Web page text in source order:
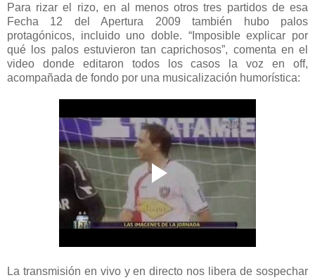
Para rizar el rizo, en al menos otros tres partidos de esa
Fecha 12 del Apertura 2009 también hubo palos
protagónicos, incluido uno doble. “Imposible explicar por
qué los palos estuvieron tan caprichosos”, comenta en el
video donde editaron todos los casos la voz en off,
acompañada de fondo por una musicalización humorística:
La transmisión en vivo y en directo nos libera de sospechar